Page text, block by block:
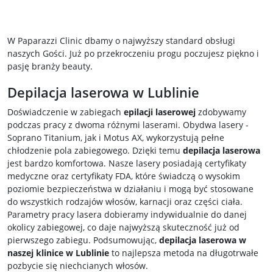
W Paparazzi Clinic dbamy o najwyższy standard obsługi
naszych Gości. Już po przekroczeniu progu poczujesz piękno i
pasję branży beauty.
Depilacja laserowa w Lublinie
Doświadczenie w zabiegach epilacji laserowej zdobywamy
podczas pracy z dwoma różnymi laserami. Obydwa lasery -
Soprano Titanium, jak i Motus AX, wykorzystują pełne
chłodzenie pola zabiegowego. Dzięki temu depilacja laserowa
jest bardzo komfortowa. Nasze lasery posiadają certyfikaty
medyczne oraz certyfikaty FDA, które świadczą o wysokim
poziomie bezpieczeństwa w działaniu i mogą być stosowane
do wszystkich rodzajów włosów, karnacji oraz części ciała.
Parametry pracy lasera dobieramy indywidualnie do danej
okolicy zabiegowej, co daje najwyższą skuteczność już od
pierwszego zabiegu. Podsumowując, depilacja laserowa w
naszej klinice w Lublinie to najlepsza metoda na długotrwałe
pozbycie się niechcianych włosów.